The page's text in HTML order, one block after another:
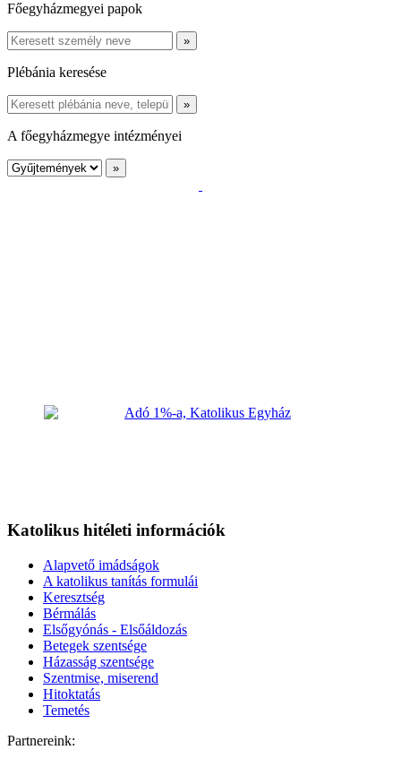
Főegyházmegyei papok
Plébánia keresése
A főegyházmegye intézményei
Katolikus hitéleti információk
Alapvető imádságok
A katolikus tanítás formulái
Keresztség
Bérmálás
Elsőgyónás - Elsőáldozás
Betegek szentsége
Házasság szentsége
Szentmise, miserend
Hitoktatás
Temetés
Partnereink: